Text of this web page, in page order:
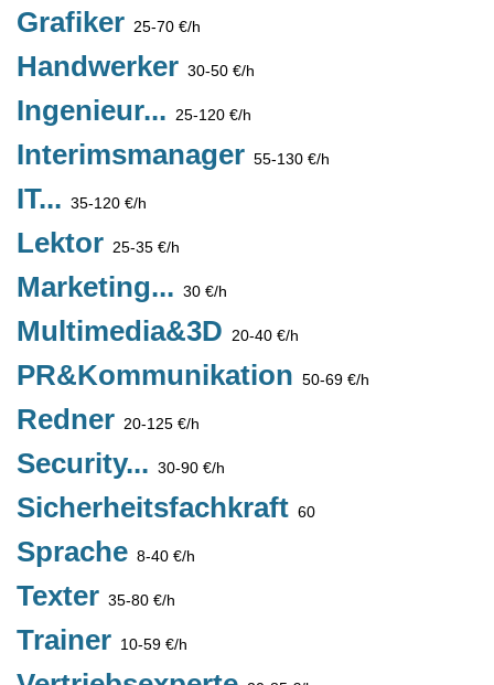
Grafiker 25-70 €/h
Handwerker 30-50 €/h
Ingenieur... 25-120 €/h
Interimsmanager 55-130 €/h
IT... 35-120 €/h
Lektor 25-35 €/h
Marketing... 30 €/h
Multimedia&3D 20-40 €/h
PR&Kommunikation 50-69 €/h
Redner 20-125 €/h
Security... 30-90 €/h
Sicherheitsfachkraft 60
Sprache 8-40 €/h
Texter 35-80 €/h
Trainer 10-59 €/h